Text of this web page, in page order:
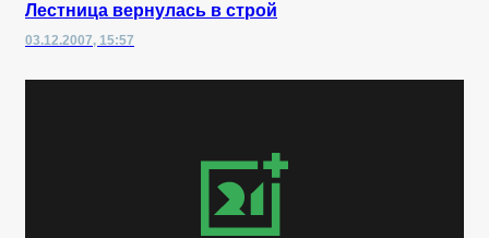
Лестница вернулась в строй
03.12.2007, 15:57